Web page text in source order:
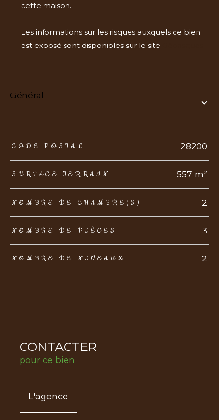
cette maison.
Les informations sur les risques auxquels ce bien
est exposé sont disponibles sur le site
général
TRAD_ZEPHYR_Caracteristique TRAD_ZEPHYR_Valeurs
CODE POSTAL 28200
SURFACE TERRAIN 557 m²
NOMBRE DE CHAMBRE(S) 2
NOMBRE DE PIÈCES 3
NOMBRE DE NIVEAUX 2
CONTACTER
pour ce bien
L'agence